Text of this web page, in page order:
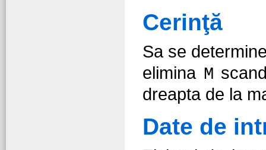
Cerinţă
Sa se
elimina M
dreapta de la
Date de